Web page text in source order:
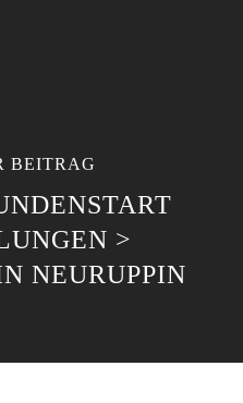
BEITRAG
>
NEURUPPIN